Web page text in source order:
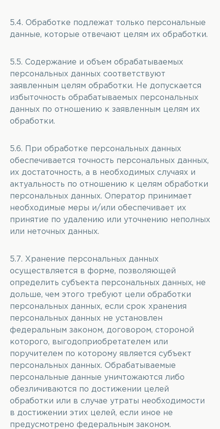
5.4. Обработке подлежат только персональные
данные, которые отвечают целям их обработки.
5.5. Содержание и объем обрабатываемых
персональных данных соответствуют
заявленным целям обработки. Не допускается
избыточность обрабатываемых персональных
данных по отношению к заявленным целям их
обработки.
5.6. При обработке персональных данных
обеспечивается точность персональных данных,
их достаточность, а в необходимых случаях и
актуальность по отношению к целям обработки
персональных данных. Оператор принимает
необходимые меры и/или обеспечивает их
принятие по удалению или уточнению неполных
или неточных данных.
5.7. Хранение персональных данных
осуществляется в форме, позволяющей
определить субъекта персональных данных, не
дольше, чем этого требуют цели обработки
персональных данных, если срок хранения
персональных данных не установлен
федеральным законом, договором, стороной
которого, выгодоприобретателем или
поручителем по которому является субъект
персональных данных. Обрабатываемые
персональные данные уничтожаются либо
обезличиваются по достижении целей
обработки или в случае утраты необходимости
в достижении этих целей, если иное не
предусмотрено федеральным законом.